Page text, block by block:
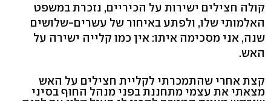
קולה חצילים ישירות על הכיריים, נזכרת במשפט
האלמותי שלו, ולפתע באיחור של עשרים-שלושים
שנה, אני מסכימה איתו: אין כמו קלייה ישירה על
האש.
קצת אחרי שהתמכרתי לקליית חצילים על האש
מצאתי את עצמי מתחננת בפני מנהל החוף בסיני